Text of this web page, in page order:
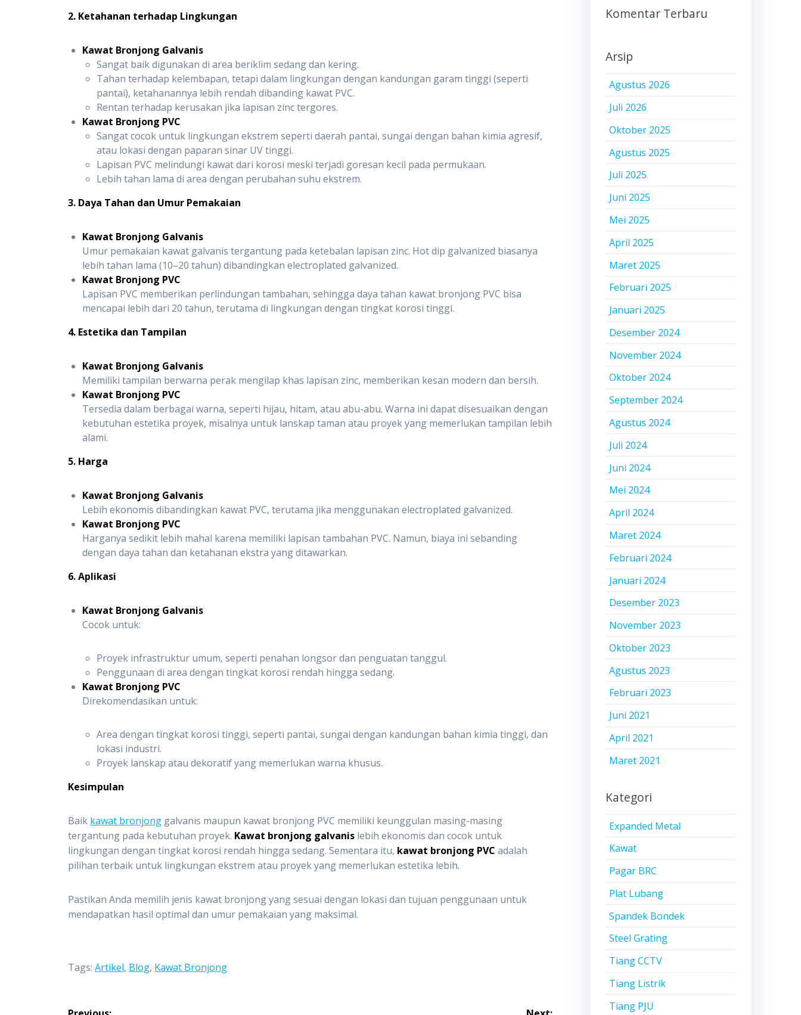
2. Ketahanan terhadap Lingkungan
Kawat Bronjong Galvanis
Sangat baik digunakan di area beriklim sedang dan kering.
Tahan terhadap kelembapan, tetapi dalam lingkungan dengan kandungan garam tinggi (seperti
pantai), ketahanannya lebih rendah dibanding kawat PVC.
Rentan terhadap kerusakan jika lapisan zinc tergores.
Kawat Bronjong PVC
Sangat cocok untuk lingkungan ekstrem seperti daerah pantai, sungai dengan bahan kimia agresif,
atau lokasi dengan paparan sinar UV tinggi.
Lapisan PVC melindungi kawat dari korosi meski terjadi goresan kecil pada permukaan.
Lebih tahan lama di area dengan perubahan suhu ekstrem.
3. Daya Tahan dan Umur Pemakaian
Kawat Bronjong Galvanis
Umur pemakaian kawat galvanis tergantung pada ketebalan lapisan zinc. Hot dip galvanized biasanya
lebih tahan lama (10–20 tahun) dibandingkan electroplated galvanized.
Kawat Bronjong PVC
Lapisan PVC memberikan perlindungan tambahan, sehingga daya tahan kawat bronjong PVC bisa
mencapai lebih dari 20 tahun, terutama di lingkungan dengan tingkat korosi tinggi.
4. Estetika dan Tampilan
Kawat Bronjong Galvanis
Memiliki tampilan berwarna perak mengilap khas lapisan zinc, memberikan kesan modern dan bersih.
Kawat Bronjong PVC
Tersedia dalam berbagai warna, seperti hijau, hitam, atau abu-abu. Warna ini dapat disesuaikan dengan
kebutuhan estetika proyek, misalnya untuk lanskap taman atau proyek yang memerlukan tampilan lebih
alami.
5. Harga
Kawat Bronjong Galvanis
Lebih ekonomis dibandingkan kawat PVC, terutama jika menggunakan electroplated galvanized.
Kawat Bronjong PVC
Harganya sedikit lebih mahal karena memiliki lapisan tambahan PVC. Namun, biaya ini sebanding
dengan daya tahan dan ketahanan ekstra yang ditawarkan.
6. Aplikasi
Kawat Bronjong Galvanis
Cocok untuk:
Proyek infrastruktur umum, seperti penahan longsor dan penguatan tanggul.
Penggunaan di area dengan tingkat korosi rendah hingga sedang.
Kawat Bronjong PVC
Direkomendasikan untuk:
Area dengan tingkat korosi tinggi, seperti pantai, sungai dengan kandungan bahan kimia tinggi, dan
lokasi industri.
Proyek lanskap atau dekoratif yang memerlukan warna khusus.
Kesimpulan
Baik kawat bronjong galvanis maupun kawat bronjong PVC memiliki keunggulan masing-masing
tergantung pada kebutuhan proyek. Kawat bronjong galvanis lebih ekonomis dan cocok untuk
lingkungan dengan tingkat korosi rendah hingga sedang. Sementara itu, kawat bronjong PVC adalah
pilihan terbaik untuk lingkungan ekstrem atau proyek yang memerlukan estetika lebih.
Pastikan Anda memilih jenis kawat bronjong yang sesuai dengan lokasi dan tujuan penggunaan untuk
mendapatkan hasil optimal dan umur pemakaian yang maksimal.
Tags:Artikel, Blog, Kawat Bronjong
Navigasi
Komentar Terbaru
Arsip
Agustus 2026
Juli 2026
Oktober 2025
Agustus 2025
Juli 2025
Juni 2025
Mei 2025
April 2025
Maret 2025
Februari 2025
Januari 2025
Desember 2024
November 2024
Oktober 2024
September 2024
Agustus 2024
Juli 2024
Juni 2024
Mei 2024
April 2024
Maret 2024
Februari 2024
Januari 2024
Desember 2023
November 2023
Oktober 2023
Agustus 2023
Februari 2023
Juni 2021
April 2021
Maret 2021
Kategori
Expanded Metal
Kawat
Pagar BRC
Plat Lubang
Spandek Bondek
Steel Grating
Tiang CCTV
Tiang Listrik
Tiang PJU